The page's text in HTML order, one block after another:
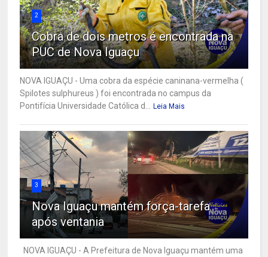
2
Cobra de dois metros é encontrada na
PUC de Nova Iguaçu
NOVA IGUAÇU - Uma cobra da espécie caninana-vermelha (
Spilotes sulphureus ) foi encontrada no campus da
Pontifícia Universidade Católica d...
Leia Mais
3
Nova Iguaçu mantém força-tarefa
após ventania
NOVA IGUAÇU - A Prefeitura de Nova Iguaçu mantém uma